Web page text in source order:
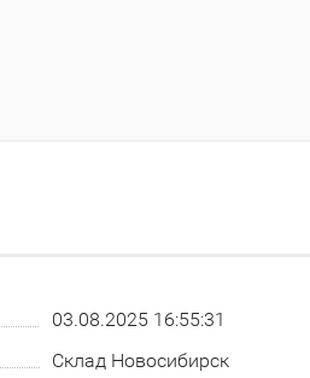
03.08.2025 16:55:31
Склад Новосибирск